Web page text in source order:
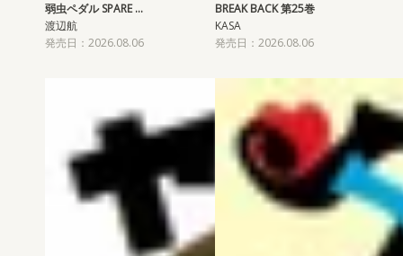
弱虫ペダル SPARE …
渡辺航
発売日：2026.08.06
BREAK BACK 第25巻
KASA
発売日：2026.08.06